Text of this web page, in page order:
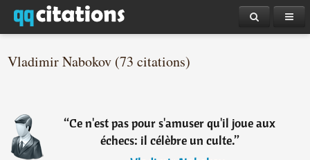
Vladimir Nabokov (73 citations)
“Ce n'est pas pour s'amuser qu'il joue aux
échecs: il célèbre un culte.”